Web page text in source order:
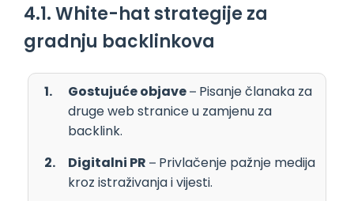
4.1. White-hat strategije za
gradnju backlinkova
Gostujuće objave– Pisanje članaka za
druge web stranice u zamjenu za
backlink.
Digitalni PR – Privlačenje pažnje medija
kroz istraživanja i vijesti.